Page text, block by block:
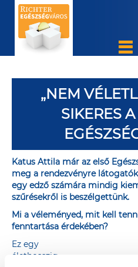
„NEM
SIKERES
Katus Attila már az első
meg a rendezvényre
egy edző számára mindig
szűrésekről is beszélgettünk.
Mi a véleményed, mit kell
fenntartása érdekében?
Ez egy
élethosszig